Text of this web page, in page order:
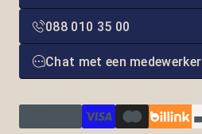
088 010 35 00
Chat met een medewerker